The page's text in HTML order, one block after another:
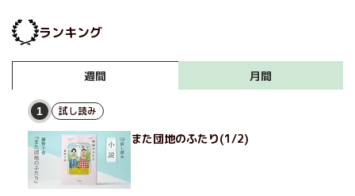
ランキング
週間 月間
1 試し読み
また団地のふたり(1/2)